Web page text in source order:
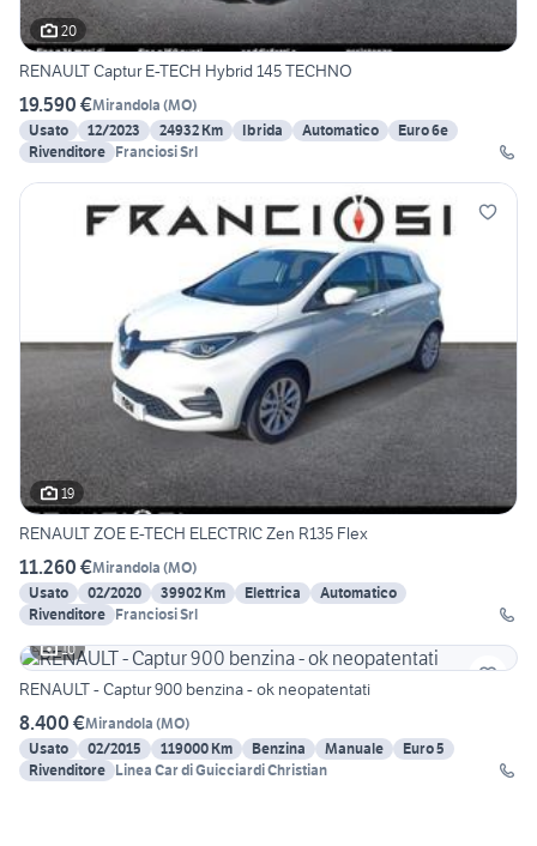
20
RENAULT Captur E-TECH Hybrid 145 TECHNO
19.590 €Mirandola (MO)
Usato
12/2023 24932 Km Ibrida Automatico
Euro 6e
Rivenditore Franciosi Srl
19
RENAULT ZOE E-TECH ELECTRIC Zen R135 Flex
11.260 €Mirandola (MO)
Usato
02/2020 39902 Km Elettrica
Automatico
Rivenditore Franciosi Srl
10
RENAULT - Captur 900 benzina - ok neopatentati
8.400 €Mirandola (MO)
Usato
02/2015 119000 Km Benzina Manuale
Euro 5
Rivenditore Linea Car di Guicciardi Christian